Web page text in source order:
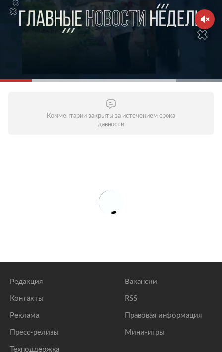
Комментарии закрыты за истечением срока
давности
Редакция
Контакты
Реклама
Пресс-релизы
Техподдержка
Вакансии
RSS
Правовая информация
Мини-игры